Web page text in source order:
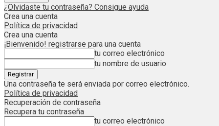
¿Olvidaste tu contraseña? Consigue ayuda
Crea una cuenta
Política de privacidad
Crea una cuenta
¡Bienvenido! registrarse para una cuenta
tu correo electrónico
tu nombre de usuario
Una contraseña te será enviada por correo electrónico.
Política de privacidad
Recuperación de contraseña
Recupera tu contraseña
tu correo electrónico